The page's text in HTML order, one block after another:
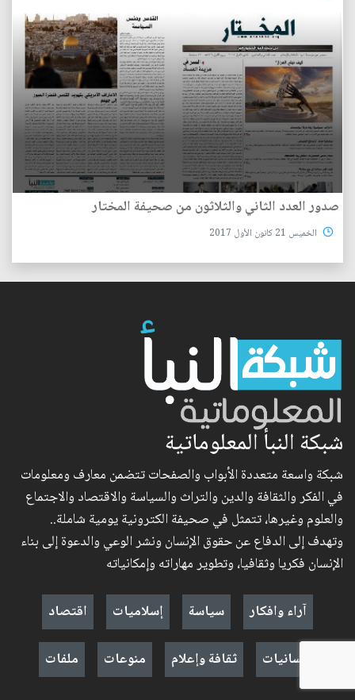
صدور العدد الثاني والثلاثون من صحيفة المختار
الخميس 21 كانون الأول 2017
شبكة النبأ المعلوماتية
شبكة واسعة متعددة الأبواب والصفحات تتضمن معارف ومعلومات
في الفكر والثقافة والدين والتراث والسياسة والاقتصاد والاجتماع
والعلوم وغيرها، تتمثل في صحيفة الكترونية يومية شاملة..
وتهدف إلى الدفاع عن حقوق الإنسان ونشر الوعي والدعوة إلى بناء
الإنسان فكريا وثقافيا، وتطوير مهاراته وإمكانياته
آراء وافكار
سياسة إسلاميات
اقتصاد
إنسانيات
ثقافة وإعلام منوعات ملفات